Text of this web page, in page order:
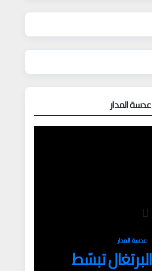
عدسة المدار
عدسة المدار
البرتغال تبسّط